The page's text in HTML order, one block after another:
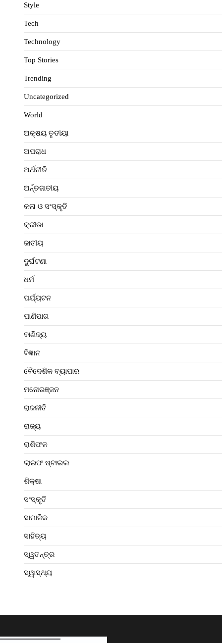
Style
Tech
Technology
Top Stories
Trending
Uncategorized
World
ଅକ୍ଷୟ ତୃତୀୟା
ଅପରାଧ
ଅର୍ଥନୀତି
ଅର୍ନ୍ତଜାତୀୟ
କଳା ଓ ସଂସ୍କୃତି
କ୍ରୀଡା
ଜାତୀୟ
ଦୁର୍ଘଟଣା
ଧର୍ମ
ପର୍ଯ୍ୟଟନ
ପାଣିପାଗ
ବାଣିଜ୍ୟ
ବିଜ୍ଞାନ
ବୈଦେଶିକ ବ୍ୟାପାର
ମନୋରଞ୍ଜନ
ରାଜନୀତି
ରାଜ୍ୟ
ରାଶିଫଳ
ଲାଇଫ ଷ୍ଟାଇଲ
ଶିକ୍ଷା
ସଂସ୍କୃତି
ସାମାଜିକ
ସାହିତ୍ୟ
ସ୍ୱତନ୍ତ୍ର
ସ୍ୱାସ୍ଥ୍ୟ